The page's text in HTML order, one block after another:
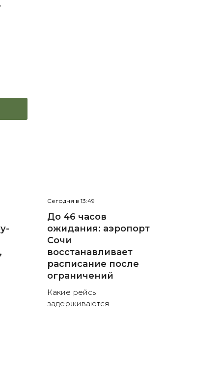
Сегодня в 13:49
До 46 часов
ожидания: аэропорт
Сочи
восстанавливает
расписание после
ограничений
Какие рейсы
задерживаются